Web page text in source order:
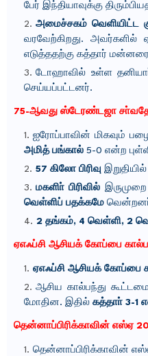
பேர் இந்தியாவுக்கு
அமைச்சகம் வெளியிட்ட
வரவேற்கிறது. அவர்களில்
எடுத்ததற்கு கத்தார்
டோஹாவில் உள்ள தனியார்
செய்யப்பட்டனர்.
75-ஆவது ஸ்டேரண்டஜா
ஐரோப்பாவின் மிகவும்
அமித் பங்கால் 5-0 என்ற
57 கிலோ பிரிவு இறுதியில்
மகளிா் பிரிவில்
வெள்ளிப் பதக்கமே
2 தங்கம், 4 வெள்ளி, 2
ஏஎஃப்சி ஆசியக் கோப்பை
ஏஎஃப்சி ஆசியக் கோப்பை
ஆசிய கால்பந்து
மோதின. இதில் கத்தாா் 3-
தென்னாப்பிரிக்காவின் எஸ்ஏ
தென்னாப்பிரிக்காவின்